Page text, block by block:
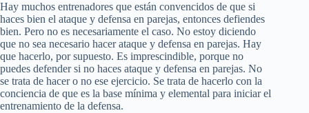
Hay muchos entrenadores que están convencidos de que si
haces bien el ataque y defensa en parejas, entonces defiendes
bien. Pero no es necesariamente el caso. No estoy diciendo
que no sea necesario hacer ataque y defensa en parejas. Hay
que hacerlo, por supuesto. Es imprescindible, porque no
puedes defender si no haces ataque y defensa en parejas. No
se trata de hacer o no ese ejercicio. Se trata de hacerlo con la
conciencia de que es la base mínima y elemental para iniciar el
entrenamiento de la defensa.